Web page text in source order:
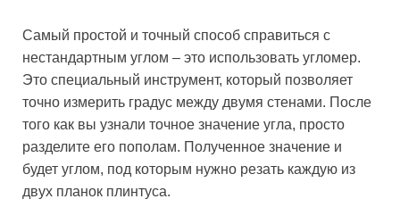
Самый простой и точный способ справиться с
нестандартным углом – это использовать угломер.
Это специальный инструмент, который позволяет
точно измерить градус между двумя стенами. После
того как вы узнали точное значение угла, просто
разделите его пополам. Полученное значение и
будет углом, под которым нужно резать каждую из
двух планок плинтуса.